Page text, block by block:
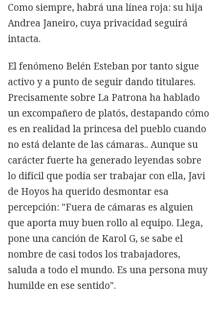
Como siempre, habrá una línea roja: su hija
Andrea Janeiro, cuya privacidad seguirá
intacta.
El fenómeno Belén Esteban por tanto sigue
activo y a punto de seguir dando titulares.
Precisamente sobre La Patrona ha hablado
un excompañero de platós, destapando cómo
es en realidad la princesa del pueblo cuando
no está delante de las cámaras.. Aunque su
carácter fuerte ha generado leyendas sobre
lo difícil que podía ser trabajar con ella, Javi
de Hoyos ha querido desmontar esa
percepción: "Fuera de cámaras es alguien
que aporta muy buen rollo al equipo. Llega,
pone una canción de Karol G, se sabe el
nombre de casi todos los trabajadores,
saluda a todo el mundo. Es una persona muy
humilde en ese sentido".